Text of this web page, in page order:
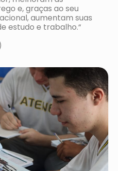
e, graças ao seu
aumentam suas
estudo e trabalho.“